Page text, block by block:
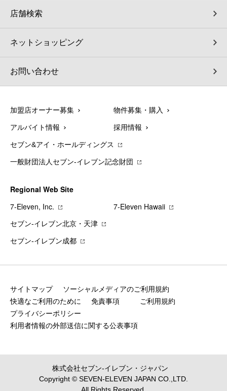
店舗検索
ネットショッピング
お問い合わせ
加盟店オーナー募集 物件募集・購入
アルバイト情報 採用情報
セブン&アイ・ホールディングス
一般財団法人セブン-イレブン記念財団
Regional Web Site
7‐Eleven, Inc.
7‐Eleven Hawaii
セブン‐イレブン北京・天津
セブン‐イレブン成都
サイトマップ
ソーシャルメディアのご利用規約
快適なご利用のために
免責事項
ご利用規約
プライバシーポリシー
利用者情報の外部送信に関する公表事項
株式会社セブン‐イレブン・ジャパン
Copyright © SEVEN-ELEVEN JAPAN CO.,LTD.